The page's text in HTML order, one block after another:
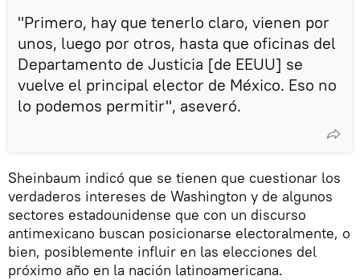
"Primero, hay que tenerlo claro, vienen por
unos, luego por otros, hasta que oficinas del
Departamento de Justicia [de EEUU] se
vuelve el principal elector de México. Eso no
lo podemos permitir", aseveró.
Sheinbaum indicó que se tienen que cuestionar los
verdaderos intereses de Washington y de algunos
sectores estadounidense que con un discurso
antimexicano buscan posicionarse electoralmente, o
bien, posiblemente influir en las elecciones del
próximo año en la nación latinoamericana.